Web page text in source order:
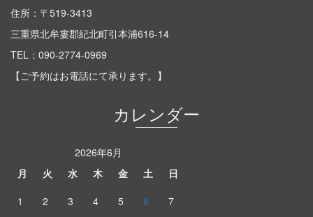
住所：〒519-3413
三重県北牟婁郡紀北町引本浦616-14
TEL： 090-2774-0969
【ご予約はお電話にて承ります。】
カレンダー
2026年6月
月
火 水 木 金 土
日
1
2 3 4 5 6
7